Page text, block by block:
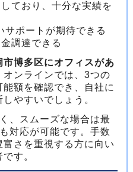
ており、十分な実績を
サポートが期待できる
調達できる
市博多区にオフィスがあ
オンラインでは、3つの
額を確認でき、自社に
やすいでしょう。
、スムーズな場合は最
対応が可能です。手数
さを重視する方に向い
す。